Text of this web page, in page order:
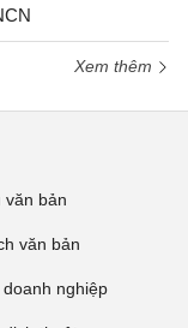
Xem thêm
văn bản
văn bản
doanh nghiệp